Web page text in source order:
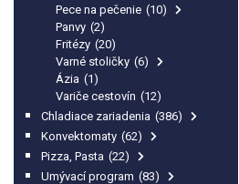
Pece na pečenie (10)
Panvy (2)
Fritézy (20)
Varné stoličky (6)
Ázia (1)
Variče cestovín (12)
Chladiace zariadenia (386)
Konvektomaty (62)
Pizza, Pasta (22)
Umývací program (83)